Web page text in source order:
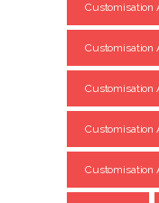
Customisation
Customisation
Customisation
Customisation
Customisation